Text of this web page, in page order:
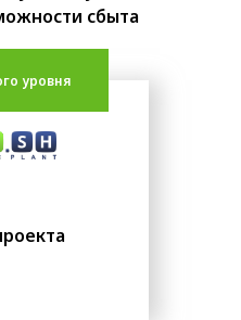
сбыта
уровня